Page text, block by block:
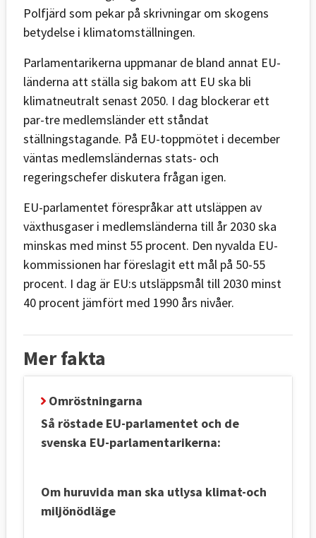
Polfjärd som pekar på skrivningar om skogens
betydelse i klimatomställningen.
Parlamentarikerna uppmanar de bland annat EU-
länderna att ställa sig bakom att EU ska bli
klimatneutralt senast 2050. I dag blockerar ett
par-tre medlemsländer ett ståndat
ställningstagande. På EU-toppmötet i december
väntas medlemsländernas stats- och
regeringschefer diskutera frågan igen.
EU-parlamentet förespråkar att utsläppen av
växthusgaser i medlemsländerna till år 2030 ska
minskas med minst 55 procent. Den nyvalda EU-
kommissionen har föreslagit ett mål på 50-55
procent. I dag är EU:s utsläppsmål till 2030 minst
40 procent jämfört med 1990 års nivåer.
Mer fakta
Omröstningarna
Så röstade EU-parlamentet och de
svenska EU-parlamentarikerna:
Om huruvida man ska utlysa klimat-och
miljönödläge